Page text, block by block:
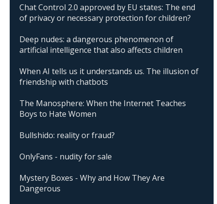
Chat Control 2.0 approved by EU states: The end
of privacy or necessary protection for children?
Deep nudes: a dangerous phenomenon of
artificial intelligence that also affects children
When AI tells us it understands us. The illusion of
friendship with chatbots
The Manosphere: When the Internet Teaches
Boys to Hate Women
Bullshido: reality or fraud?
OnlyFans - nudity for sale
Mystery Boxes - Why and How They Are
Dangerous